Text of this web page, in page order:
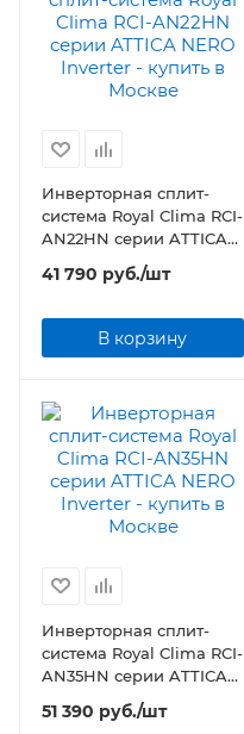
Инверторная сплит-
система Royal Clima RCI-
AN22HN серии ATTICA
NERO Inverter
41 790 руб./шт
В корзину
Инверторная сплит-
система Royal Clima RCI-
AN35HN серии ATTICA
NERO Inverter
51 390 руб./шт